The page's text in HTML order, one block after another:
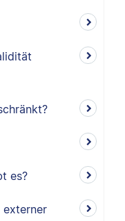
es?
externer